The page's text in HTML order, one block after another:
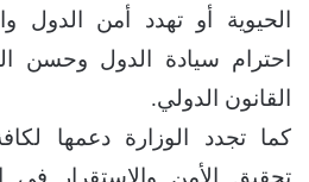
الحيوية أو تهدد أمن الدول
احترام سيادة الدول وحسن
القانون الدولي.
كما تجدد الوزارة دعمها
تحقيق الأمن والاستقرار في